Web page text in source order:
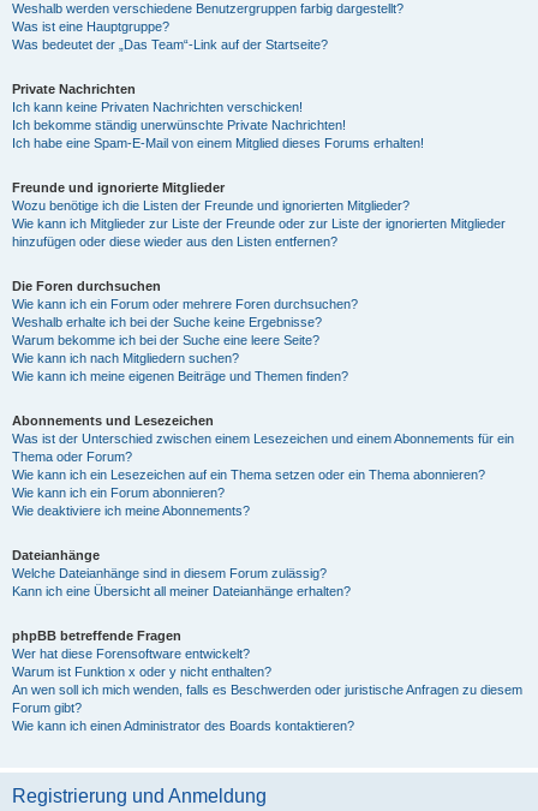
Weshalb werden verschiedene Benutzergruppen farbig dargestellt?
Was ist eine Hauptgruppe?
Was bedeutet der „Das Team“-Link auf der Startseite?
Private Nachrichten
Ich kann keine Privaten Nachrichten verschicken!
Ich bekomme ständig unerwünschte Private Nachrichten!
Ich habe eine Spam-E-Mail von einem Mitglied dieses Forums erhalten!
Freunde und ignorierte Mitglieder
Wozu benötige ich die Listen der Freunde und ignorierten Mitglieder?
Wie kann ich Mitglieder zur Liste der Freunde oder zur Liste der ignorierten Mitglieder
hinzufügen oder diese wieder aus den Listen entfernen?
Die Foren durchsuchen
Wie kann ich ein Forum oder mehrere Foren durchsuchen?
Weshalb erhalte ich bei der Suche keine Ergebnisse?
Warum bekomme ich bei der Suche eine leere Seite?
Wie kann ich nach Mitgliedern suchen?
Wie kann ich meine eigenen Beiträge und Themen finden?
Abonnements und Lesezeichen
Was ist der Unterschied zwischen einem Lesezeichen und einem Abonnements für ein
Thema oder Forum?
Wie kann ich ein Lesezeichen auf ein Thema setzen oder ein Thema abonnieren?
Wie kann ich ein Forum abonnieren?
Wie deaktiviere ich meine Abonnements?
Dateianhänge
Welche Dateianhänge sind in diesem Forum zulässig?
Kann ich eine Übersicht all meiner Dateianhänge erhalten?
phpBB betreffende Fragen
Wer hat diese Forensoftware entwickelt?
Warum ist Funktion x oder y nicht enthalten?
An wen soll ich mich wenden, falls es Beschwerden oder juristische Anfragen zu diesem
Forum gibt?
Wie kann ich einen Administrator des Boards kontaktieren?
Registrierung und Anmeldung